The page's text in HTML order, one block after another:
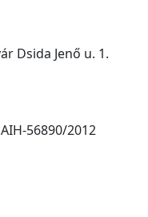
Dsida Jenő u. 1.
56890/2012